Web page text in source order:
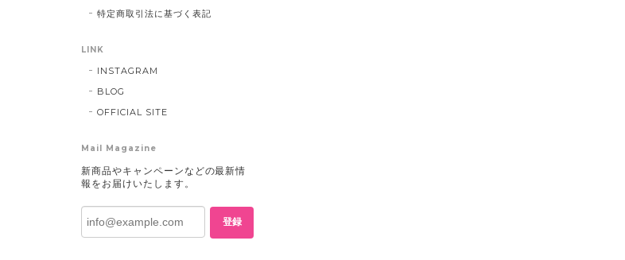
特定商取引法に基づく表記
LINK
INSTAGRAM
BLOG
OFFICIAL SITE
Mail Magazine
新商品やキャンペーンなどの最新情
報をお届けいたします。
登録